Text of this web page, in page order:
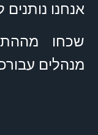
אנחנו
שכחו
מנהלים